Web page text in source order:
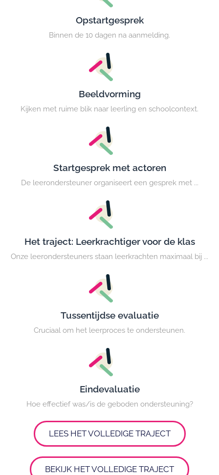
Opstartgesprek
Binnen de 10 dagen na aanmelding.
Beeldvorming
Kijken met ruime blik naar leerling en schoolcontext.
Startgesprek met actoren
De leerondersteuner organiseert een gesprek met ...
Het traject: Leerkrachtiger voor de klas
Onze leerondersteuners staan leerkrachten maximaal bij ...
Tussentijdse evaluatie
Cruciaal om het leerproces te ondersteunen.
Eindevaluatie
Hoe effectief was/is de geboden ondersteuning?
LEES HET VOLLEDIGE TRAJECT
BEKIJK HET VOLLEDIGE TRAJECT